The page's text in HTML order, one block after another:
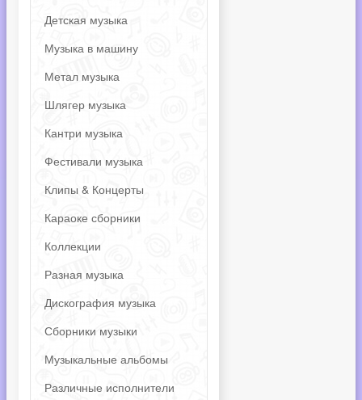
Детская музыка
Музыка в машину
Метал музыка
Шлягер музыка
Кантри музыка
Фестивали музыка
Клипы & Концерты
Караоке сборники
Коллекции
Разная музыка
Дискография музыка
Сборники музыки
Музыкальные альбомы
Различные исполнители